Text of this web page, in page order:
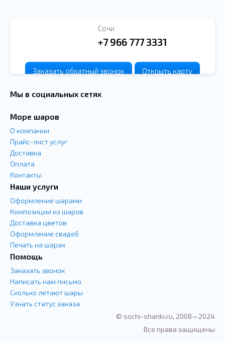
Сочи
+7 966 777 3331
Заказать обратный звонок Открыть карту
Мы в социальных сетях
Море шаров
О компании
Прайс-лист услуг
Доставка
Оплата
Контакты
Наши услуги
Оформление шарами
Композиции из шаров
Доставка цветов
Оформление свадеб
Печать на шарах
Помощь
Заказать звонок
Написать нам письмо
Сколько летают шары
Узнать статус заказа
© sochi-shariki.ru, 2008—2024
Все права защищены